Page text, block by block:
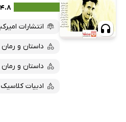
۴.۸
انتشارات
داستان و
داستان و
ادبیات کلاسیک